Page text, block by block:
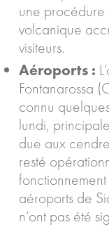
une procédure
volcanique
visiteurs.
Aéroports :
Fontanarossa
connu
lundi,
due aux
resté
aéroports de
n’ont pas été